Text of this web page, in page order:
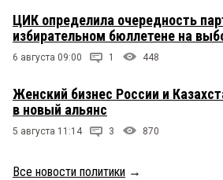
ЦИК определила очередность
избирательном бюллетене на
6 августа 09:00 1 448
Женский бизнес России и
в новый альянс
5 августа 11:14 3 870
Все новости политики →